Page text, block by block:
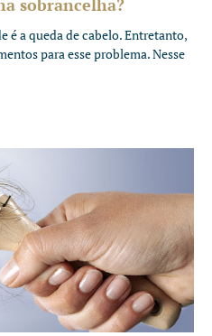
é a queda de cabelo. Entretanto,
para esse problema. Nesse